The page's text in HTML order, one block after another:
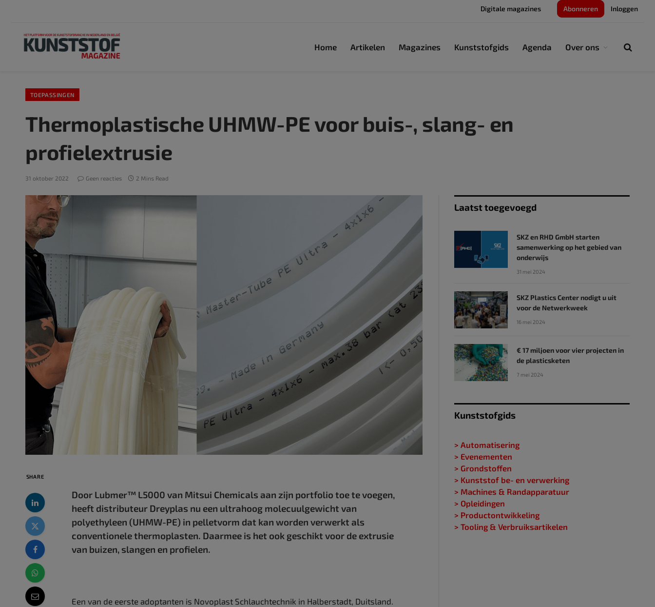
Digitale magazines Abonneren Inloggen
Home Artikelen Magazines Kunststofgids Agenda Over ons
TOEPASSINGEN
Thermoplastische UHMW-PE voor buis-, slang- en
profielextrusie
31 oktober 2022 Geen reacties 2 Mins Read
SHARE
Door Lubmer™ L5000 van Mitsui Chemicals aan zijn portfolio toe te voegen,
heeft distributeur Dreyplas nu een ultrahoog molecuulgewicht van
polyethyleen (UHMW-PE) in pelletvorm dat kan worden verwerkt als
conventionele thermoplasten. Daarmee is het ook geschikt voor de extrusie
van buizen, slangen en profielen.
Een van de eerste adoptanten is Novoplast Schlauchtechnik in Halberstadt, Duitsland.
Laatst toegevoegd
SKZ en RHD GmbH starten
samenwerking op het gebied van
onderwijs
31 mei 2024
SKZ Plastics Center nodigt u uit
voor de Netwerkweek
16 mei 2024
€ 17 miljoen voor vier projecten in
de plasticsketen
7 mei 2024
Kunststofgids
> Automatisering
> Evenementen
> Grondstoffen
> Kunststof be- en verwerking
> Machines & Randapparatuur
> Opleidingen
> Productontwikkeling
> Tooling & Verbruiksartikelen